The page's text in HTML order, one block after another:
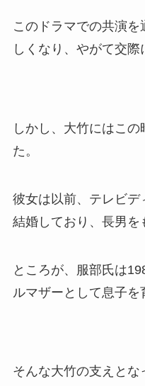
このドラマでの共演
しくなり、やがて交際
しかし、大竹にはこ
た。
彼女は以前、テレビデ
結婚しており、長男を
ところが、服部氏は
ルマザーとして息子を
そんな大竹の支えと